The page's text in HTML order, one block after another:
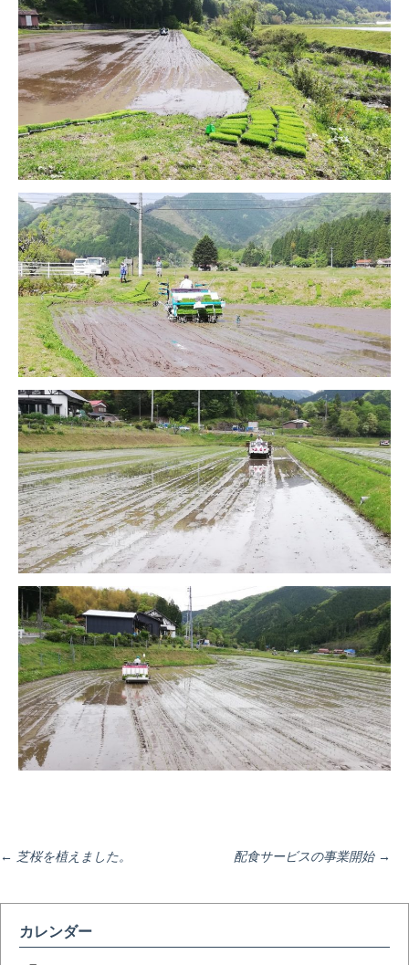
投
稿
← 芝桜を植えました。 配食サービスの事業開始 →
カレンダー